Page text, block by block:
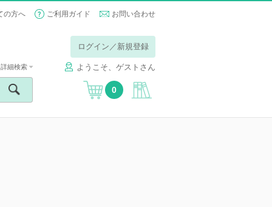
の方へ ご利用ガイド お問い合わせ
ログイン／新規登録
ようこそ、ゲストさん
詳細検索
0